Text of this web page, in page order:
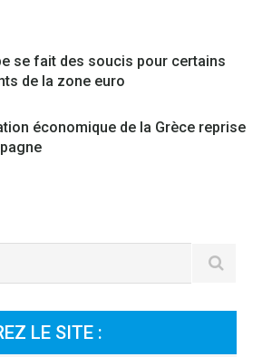
se fait des soucis pour certains
de la zone euro
économique de la Grèce reprise
LE SITE :